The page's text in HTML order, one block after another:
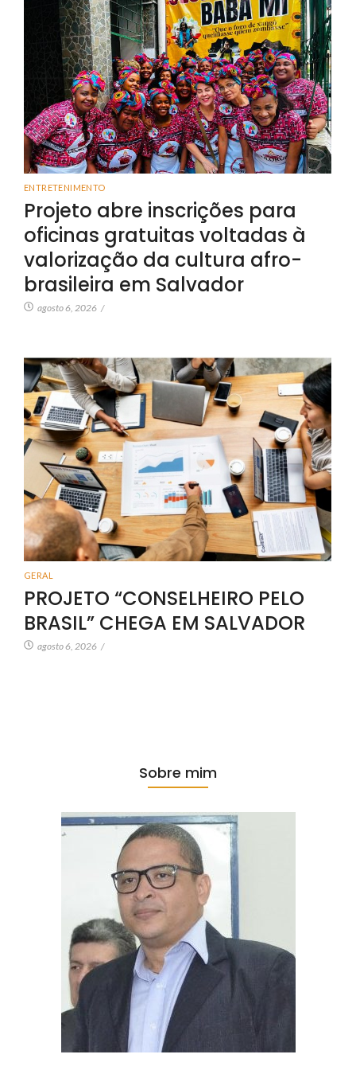
ENTRETENIMENTO
Projeto abre inscrições para
oficinas gratuitas voltadas à
valorização da cultura afro-
brasileira em Salvador
agosto 6, 2026 /
GERAL
PROJETO “CONSELHEIRO PELO
BRASIL” CHEGA EM SALVADOR
agosto 6, 2026 /
Sobre mim